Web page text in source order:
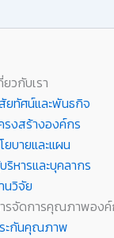
ยวกับเรา
ยทัศน์และพันธกิจ
รงสร้างองค์กร
ยบายและแผน
ริหารและบุคลากร
นวิจัย
รจัดการคุณภาพองค์
ะกันคุณภาพ